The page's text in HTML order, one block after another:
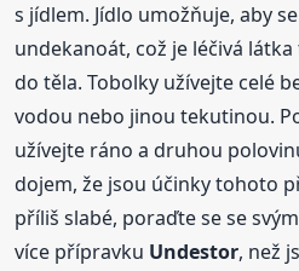
s jídlem. Jídlo umožňuje, aby
undekanoát, což je léčivá
do těla. Tobolky užívejte celé
vodou nebo jinou tekutinou.
užívejte ráno a druhou
dojem, že jsou účinky tohoto
příliš slabé, poraďte se se
více přípravku Undestor, než